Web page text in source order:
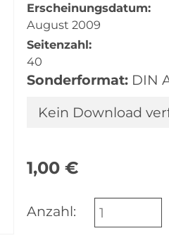
Erscheinungsdatum:
August 2009
Seitenzahl:
40
Sonderformat: DIN
Kein Download
1,00 €
Anzahl: